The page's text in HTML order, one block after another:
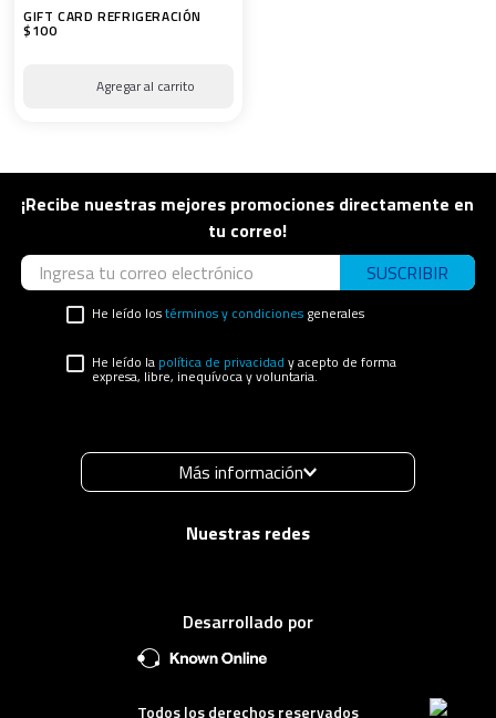
GIFT CARD REFRIGERACIÓN
$100
¡Recibe nuestras mejores promociones directamente en
tu correo!
SUSCRIBIR
He leído lostérminos y condicionesgenerales
He leído la política de privacidad y acepto de forma
expresa, libre, inequívoca y voluntaria.
Más información
Desarrollado por
Todos los derechos reservados